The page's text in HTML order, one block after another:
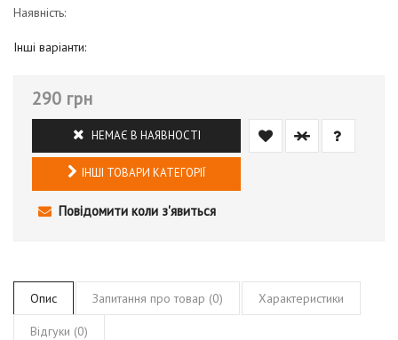
Наявність:
Інші варіанти:
290 грн
НЕМАЄ В НАЯВНОСТІ
ІНШІ ТОВАРИ КАТЕГОРІЇ
Повідомити коли з'явиться
Опис Запитання про товар (0) Характеристики
Відгуки (0)